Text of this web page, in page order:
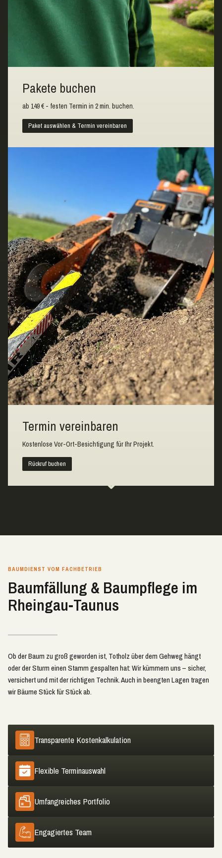
Pakete buchen
ab 149 € - festen Termin in 2 min. buchen.
Paket auswählen & Termin vereinbaren
Termin vereinbaren
Kostenlose Vor-Ort-Besichtigung für Ihr Projekt.
Rückruf buchen
BAUMDIENST VOM FACHBETRIEB
Baumfällung & Baumpflege im
Rheingau-Taunus
Ob der Baum zu groß geworden ist, Totholz über dem Gehweg hängt
oder der Sturm einen Stamm gespalten hat: Wir kümmern uns – sicher,
versichert und mit der richtigen Technik. Auch in beengten Lagen tragen
wir Bäume Stück für Stück ab.
Transparente Kostenkalkulation
Flexible Terminauswahl
Umfangreiches Portfolio
Engagiertes Team